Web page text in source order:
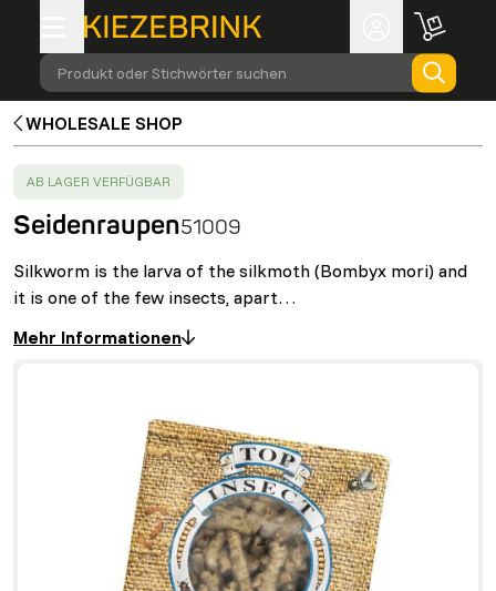
Produkt oder Stichwörter suchen
WHOLESALE SHOP
SUCCESS:
AB LAGER VERFÜGBAR
Seidenraupen51009
Silkworm is the larva of the silkmoth (Bombyx mori) and
it is one of the few insects, apart…
Mehr Informationen